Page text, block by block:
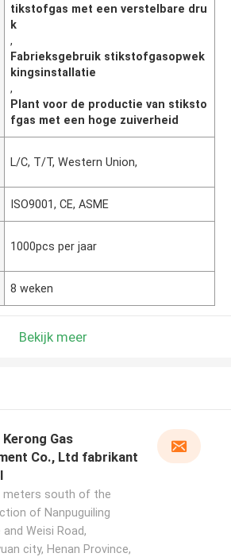
tikstofgas met een verstelbare dru
k
,
Fabrieksgebruik stikstofgasopwek
kingsinstallatie
,
Plant voor de productie van stiksto
fgas met een hoge zuiverheid
L/C, T/T, Western Union,
ISO9001, CE, ASME
1000pcs per jaar
8 weken
Bekijk meer
Kerong Gas
Co., Ltd fabrikant
meters south of the
of Nanpuguiling
and Weisi Road,
city, Henan Province,